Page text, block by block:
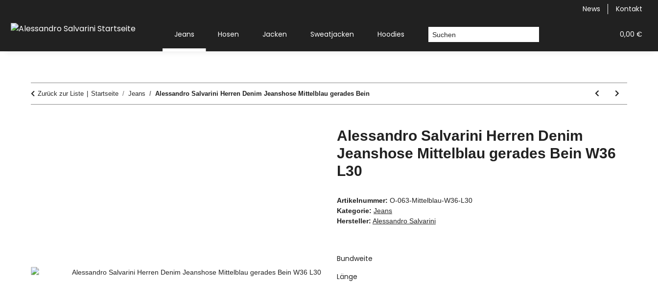
News Kontakt
0,00 €
Jeans Hosen Jacken Sweatjacken Hoodies Shorts & Bermudas Alle Styles
Zurück zur Liste Startseite Jeans Alessandro Salvarini Herren Denim Jeanshose Mittelblau gerades Bein
Alessandro Salvarini Herren Denim
Jeanshose Mittelblau gerades Bein W36
L30
Artikelnummer: O-063-Mittelblau-W36-L30
Kategorie: Jeans
Hersteller: Alessandro Salvarini
Bundweite
Länge